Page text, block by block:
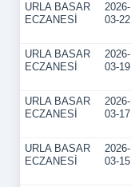
URLA BASAR
ECZANESİ
2026-
03-22
URLA BASAR
ECZANESİ
2026-
03-19
URLA BASAR
ECZANESİ
2026-
03-17
URLA BASAR
ECZANESİ
2026-
03-15